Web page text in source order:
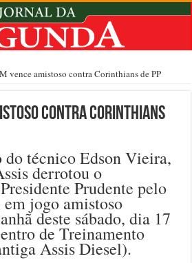
vence amistoso contra Corinthians de PP
contra Corinthians
do técnico Edson Vieira,
derrotou o
Prudente pelo
jogo amistoso
deste sábado, dia 17
de Treinamento
Assis Diesel).